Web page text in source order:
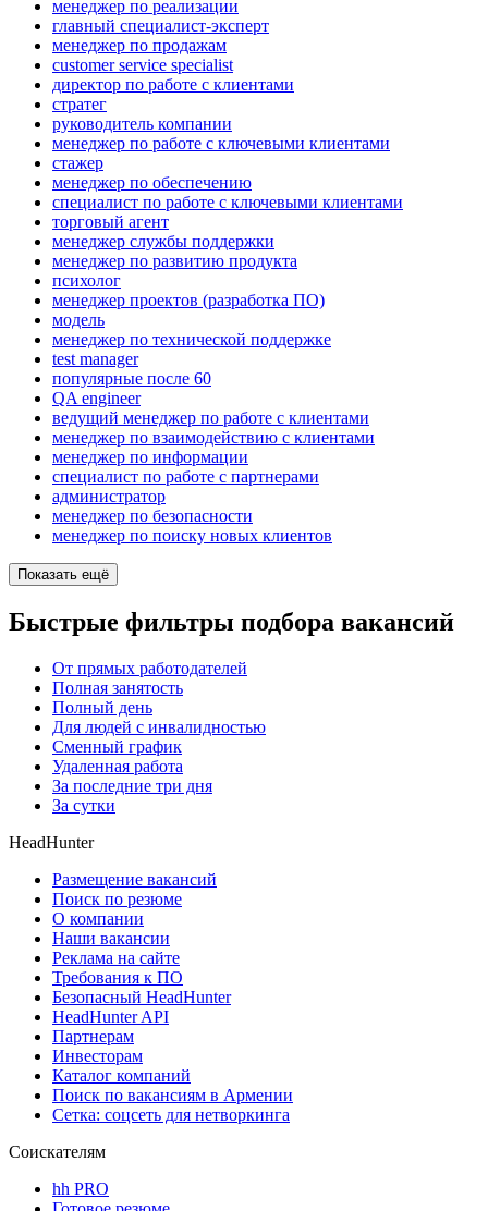
менеджер по реализации
главный специалист-эксперт
менеджер по продажам
customer service specialist
директор по работе с клиентами
стратег
руководитель компании
менеджер по работе с ключевыми клиентами
стажер
менеджер по обеспечению
специалист по работе с ключевыми клиентами
торговый агент
менеджер службы поддержки
менеджер по развитию продукта
психолог
менеджер проектов (разработка ПО)
модель
менеджер по технической поддержке
test manager
популярные после 60
QA engineer
ведущий менеджер по работе с клиентами
менеджер по взаимодействию с клиентами
менеджер по информации
специалист по работе с партнерами
администратор
менеджер по безопасности
менеджер по поиску новых клиентов
Показать ещё
Быстрые фильтры подбора вакансий
От прямых работодателей
Полная занятость
Полный день
Для людей с инвалидностью
Сменный график
Удаленная работа
За последние три дня
За сутки
HeadHunter
Размещение вакансий
Поиск по резюме
О компании
Наши вакансии
Реклама на сайте
Требования к ПО
Безопасный HeadHunter
HeadHunter API
Партнерам
Инвесторам
Каталог компаний
Поиск по вакансиям в Армении
Сетка: соцсеть для нетворкинга
Соискателям
hh PRO